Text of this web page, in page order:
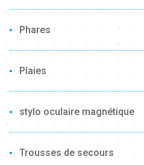
Phares
Plaies
stylo oculaire magnétique
Trousses de secours